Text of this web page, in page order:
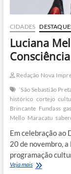
CIDADES
Luciana
Redação Nova
‘São Sebastião
histórico cortejo
Brincante Fundass
Mello Maracatu
Em celebração ao
20 de novembro,
programação
Veja maisLuciana